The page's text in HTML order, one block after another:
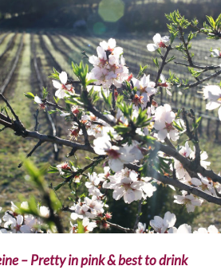
– Pretty in pink & best to drink